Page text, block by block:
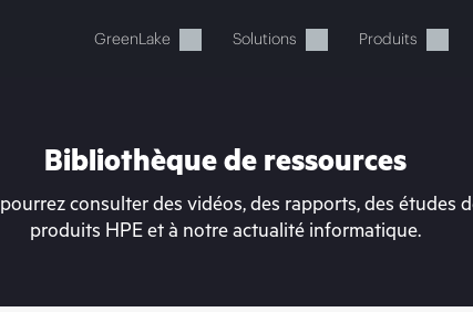
GreenLake Solutions Produits
Bibliothèque de ressources
consulter des vidéos, des rapports, des études
produits HPE et à notre actualité informatique.